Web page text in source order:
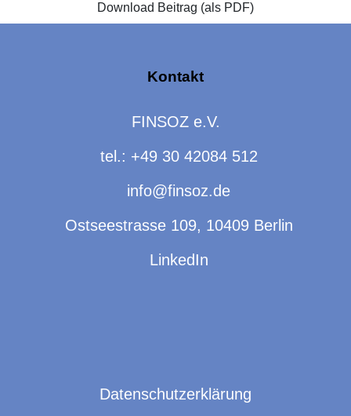
Download Beitrag (als PDF)
Kontakt
FINSOZ e.V.
tel.: +49 30 42084 512
info@finsoz.de
Ostseestrasse 109, 10409 Berlin
LinkedIn
Datenschutzerklärung